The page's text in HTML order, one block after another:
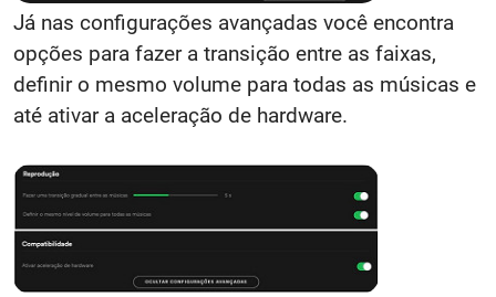
Já nas configurações avançadas você encontra
opções para fazer a transição entre as faixas,
definir o mesmo volume para todas as músicas e
até ativar a aceleração de hardware.